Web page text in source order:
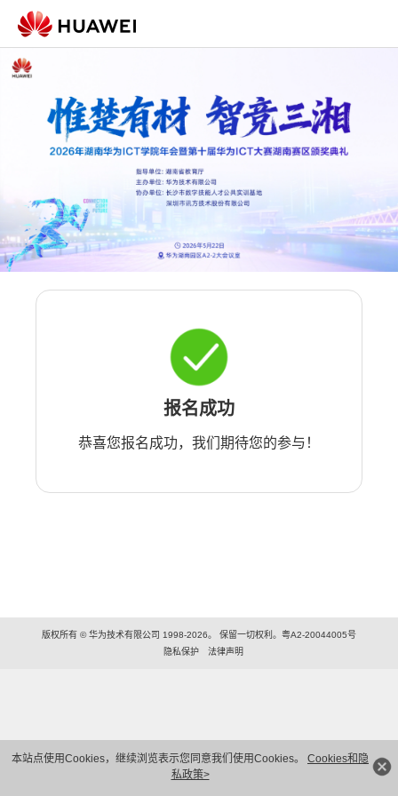
本站点使用Cookies，继续浏览表示您同意我们使用Cookies。 Cookies和隐
私政策>
报名成功
恭喜您报名成功，我们期待您的参与！
版权所有 © 华为技术有限公司 1998-2026。 保留一切权利。粤A2-20044005号
隐私保护
法律声明